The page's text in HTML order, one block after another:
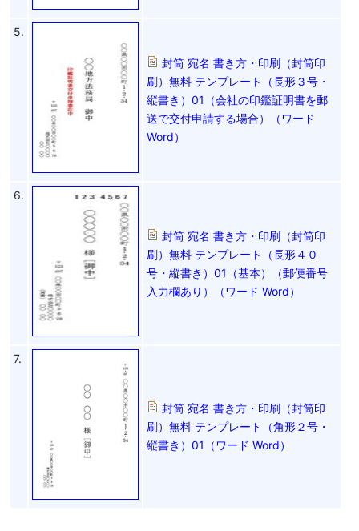
5.
封筒 宛名 書き方・印刷（封筒印
刷）無料 テンプレート（長形３号・
縦書き）01（会社の印鑑証明書を郵
送で交付申請する場合）（ワード
Word）
6.
封筒 宛名 書き方・印刷（封筒印
刷）無料 テンプレート（長形４０
号・縦書き）01（基本）（郵便番号
入力欄あり）（ワード Word）
7.
封筒 宛名 書き方・印刷（封筒印
刷）無料 テンプレート（角形２号・
縦書き）01（ワード Word）